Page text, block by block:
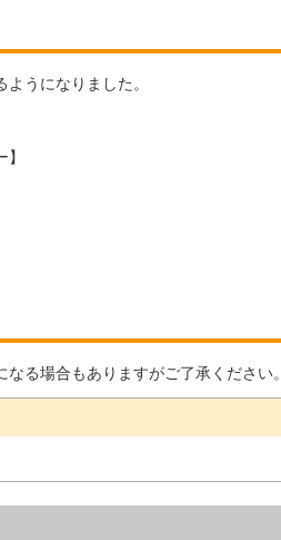
うになりました。
る場合もありますがご了承ください。